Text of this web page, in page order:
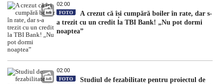
02:00
FOTO
A crezut că își cumpără boiler în rate, dar s-
a trezit cu un credit la TBI Bank! „Nu pot dormi
noaptea”
02:00
FOTO
Studiul de fezabilitate pentru proiectul de